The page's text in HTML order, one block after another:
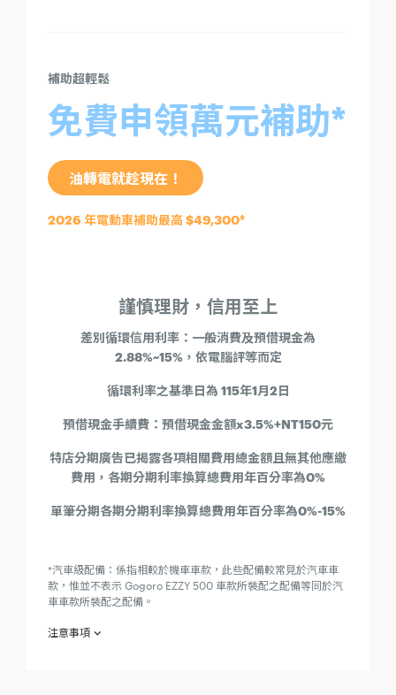
補助超輕鬆
免費申領萬元補助*
油轉電就趁現在！
2026 年電動車補助最高 $49,300*
謹慎理財，信用至上
差別循環信用利率：一般消費及預借現金為
2.88%~15%，依電腦評等而定
循環利率之基準日為 115年1月2日
預借現金手續費：預借現金金額x3.5%+NT150元
特店分期廣告已揭露各項相關費用總金額且無其他應繳
費用，各期分期利率換算總費用年百分率為0%
單筆分期各期分期利率換算總費用年百分率為0%-15%
*汽車級配備：係指相較於機車車款，此些配備較常見於汽車車
款，惟並不表示 Gogoro EZZY 500 車款所裝配之配備等同於汽
車車款所裝配之配備。
注意事項